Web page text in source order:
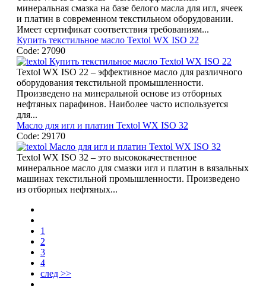
минеральная смазка на базе белого масла для игл, ячеек
и платин в современном текстильном оборудовании.
Имеет сертификат соответствия требованиям...
Купить текстильное масло Textol WX ISO 22
Code: 27090
Textol WX ISO 22 – эффективное масло для различного
оборудования текстильной промышленности.
Произведено на минеральной основе из отборных
нефтяных парафинов. Наиболее часто используется
для...
Масло для игл и платин Textol WX ISO 32
Code: 29170
Textol WX ISO 32 – это высококачественное
минеральное масло для смазки игл и платин в вязальных
машинах текстильной промышленности. Произведено
из отборных нефтяных...
1
2
3
4
след >>